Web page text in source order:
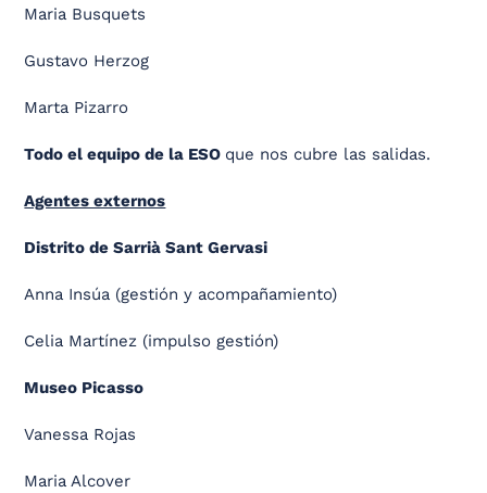
Maria Busquets
Gustavo Herzog
Marta Pizarro
Todo el equipo de la ESO que nos cubre las salidas.
Agentes externos
Distrito de Sarrià Sant Gervasi
Anna Insúa (gestión y acompañamiento)
Celia Martínez (impulso gestión)
Museo Picasso
Vanessa Rojas
Maria Alcover